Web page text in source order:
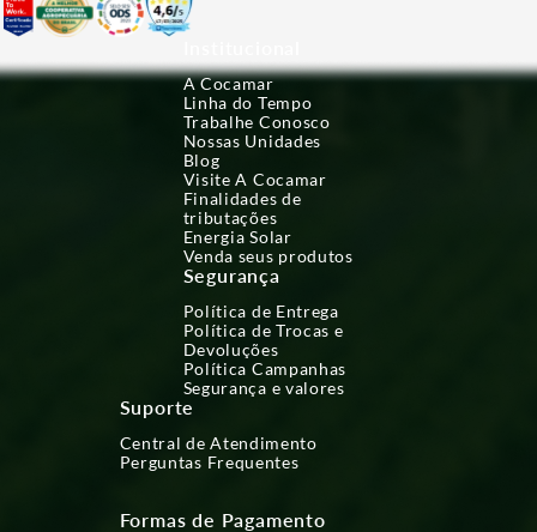
A Cocamar
Linha do Tempo
Trabalhe Conosco
Nossas Unidades
Blog
Visite A Cocamar
Finalidades de
tributações
Energia Solar
Venda seus produtos
Segurança
Política de Entrega
Política de Trocas e
Devoluções
Política Campanhas
Segurança e valores
Suporte
Central de Atendimento
Perguntas Frequentes
Formas de Pagamento